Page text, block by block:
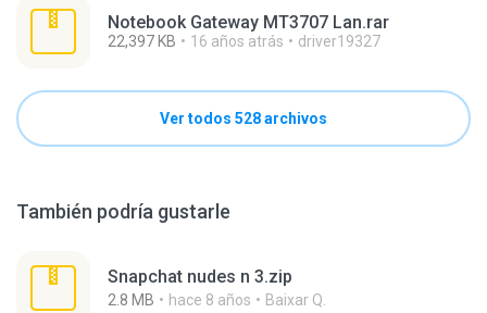
Notebook Gateway MT3707 Lan.rar
22,397 KB 16 años atrás driver19327
Ver todos 528 archivos
También podría gustarle
Snapchat nudes n 3.zip
2.8 MB hace 8 años Baixar Q.